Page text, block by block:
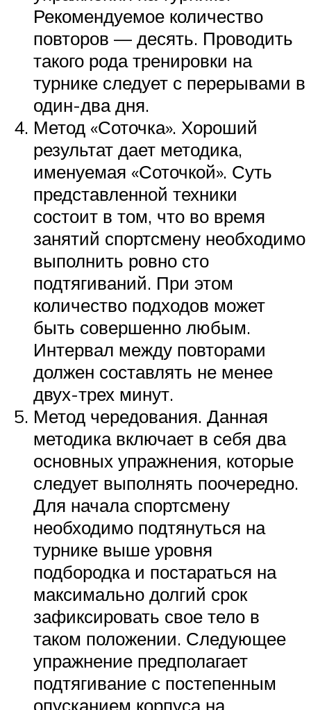
Рекомендуемое количество
повторов — десять. Проводить
такого рода тренировки на
турнике следует с перерывами в
один-два дня.
Метод «Соточка». Хороший
результат дает методика,
именуемая «Соточкой». Суть
представленной техники
состоит в том, что во время
занятий спортсмену необходимо
выполнить ровно сто
подтягиваний. При этом
количество подходов может
быть совершенно любым.
Интервал между повторами
должен составлять не менее
двух-трех минут.
Метод чередования. Данная
методика включает в себя два
основных упражнения, которые
следует выполнять поочередно.
Для начала спортсмену
необходимо подтянуться на
турнике выше уровня
подбородка и постараться на
максимально долгий срок
зафиксировать свое тело в
таком положении. Следующее
упражнение предполагает
подтягивание с постепенным
опусканием корпуса на